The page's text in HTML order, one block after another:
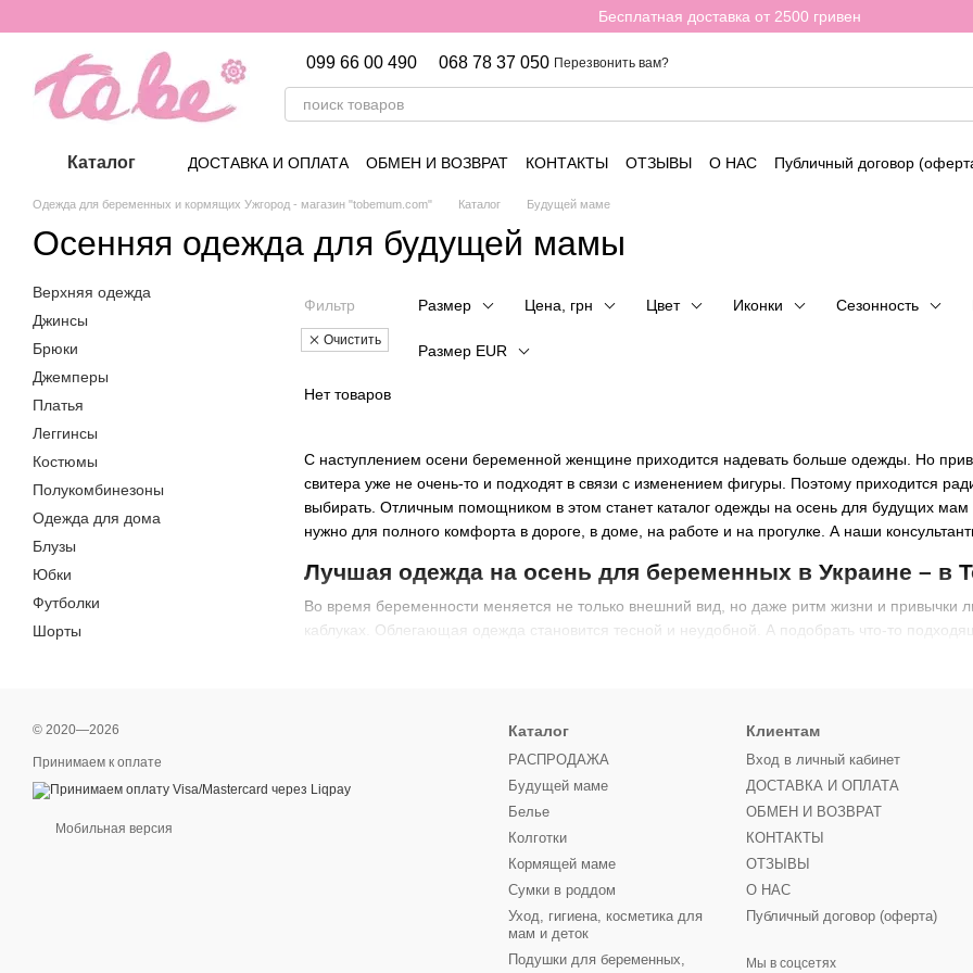
Бесплатная доставка от 2500 гривен
099 66 00 490 068 78 37 050 Перезвонить вам?
Каталог ДОСТАВКА И ОПЛАТА ОБМЕН И ВОЗВРАТ КОНТАКТЫ ОТЗЫВЫ О НАС Публичный договор
Одежда для беременных и кормящих Ужгород - магазин "tobemum.com" Каталог Будущей маме
Осенняя одежда для будущей мамы
Фильтр
Очистить
Размер Цена, грн Цвет Иконки Сезонность
Размер EUR
С наступлением осени беременной женщине приходится надевать больше одежды. Но
свитера уже не очень-то и подходят в связи с изменением фигуры. Поэтому приходится
выбирать. Отличным помощником в этом станет каталог одежды на осень для будущих мам
нужно для полного комфорта в дороге, в доме, на работе и на прогулке. А наши
Лучшая одежда на осень для беременных в Украине – в
Во время беременности меняется не только внешний вид, но даже ритм жизни и привычки
каблуках. Облегающая одежда становится тесной и неудобной. А подобрать что-то
Чтобы выбранная одежда была по-настоящему комфортной, нужно учитывать многие
составом ткани. Важно определить, какие именно виды нарядов нужно приобрести, чтобы
обращать внимание на свои ощущения. Если что-то жмет, натирает, открывает живот или
сторону, хотя она очень красивая. Ведь это не просто очередной модный наряд, а
городах страны становится очень прохладно, что заставляет женщин одеваться потеплее.
просто неудобно, а даже опасно для плода и самой будущей мамы. Нежелательно
груди дополнительная поддержка необходима. Некоторые врачи рекомендуют надевать
возникновение растяжек, а также сделает весь наряд теплее.
Нет товаров
Верхняя одежда
Джинсы
Брюки
Джемперы
Платья
Леггинсы
Костюмы
Полукомбинезоны
Одежда для дома
Блузы
Юбки
Футболки
Шорты
© 2020—2026
Принимаем к оплате
Мобильная версия
Каталог
РАСПРОДАЖА
Будущей маме
Белье
Колготки
Кормящей маме
Сумки в роддом
Уход, гигиена, косметика для
мам и деток
Подушки для беременных,
Клиентам
Вход в личный кабинет
ДОСТАВКА И ОПЛАТА
ОБМЕН И ВОЗВРАТ
КОНТАКТЫ
ОТЗЫВЫ
О НАС
Публичный договор (оферта)
Мы в соцсетях